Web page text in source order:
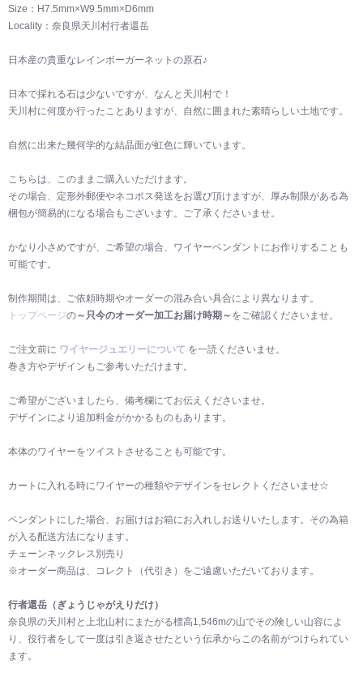
Size：H7.5mm×W9.5mm×D6mm
Locality：奈良県天川村行者還岳
日本産の貴重なレインボーガーネットの原石♪
日本で採れる石は少ないですが、なんと天川村で！
天川村に何度か行ったことありますが、自然に囲まれた素晴らしい土地です。
自然に出来た幾何学的な結晶面が虹色に輝いています。
こちらは、このままご購入いただけます。
その場合、定形外郵便やネコポス発送をお選び頂けますが、厚み制限がある為
梱包が簡易的になる場合もございます。ご了承くださいませ。
かなり小さめですが、ご希望の場合、ワイヤーペンダントにお作りすることも
可能です。
制作期間は、ご依頼時期やオーダーの混み合い具合により異なります。
トップページの～只今のオーダー加工お届け時期～ をご確認くださいませ。
ご注文前に ワイヤージュエリーについて を一読くださいませ。
巻き方やデザインもご参考いただけます。
ご希望がございましたら、備考欄にてお伝えくださいませ。
デザインにより追加料金がかかるものもあります。
本体のワイヤーをツイストさせることも可能です。
カートに入れる時にワイヤーの種類やデザインをセレクトくださいませ☆
ペンダントにした場合、お届けはお箱にお入れしお送りいたします。その為箱
が入る配送方法になります。
チェーンネックレス別売り
※オーダー商品は、コレクト（代引き）をご遠慮いただいております。
行者還岳（ぎょうじゃがえりだけ）
奈良県の天川村と上北山村にまたがる標高1,546mの山でその険しい山容によ
り、役行者をして一度は引き返させたという伝承からこの名前がつけられてい
ます。